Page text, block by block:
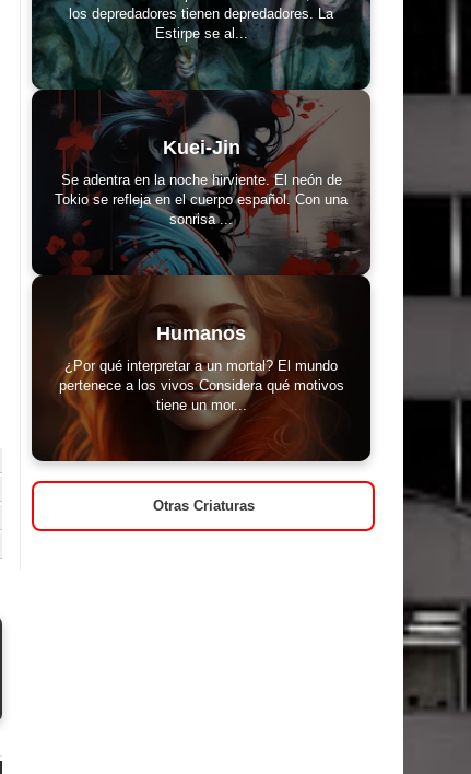
los depredadores tienen depredadores. La
Estirpe se al...
Kuei-Jin
Se adentra en la noche hirviente. El neón de
Tokio se refleja en el cuerpo español. Con una
sonrisa ...
Humanos
¿Por qué interpretar a un mortal? El mundo
pertenece a los vivos Considera qué motivos
tiene un mor...
Otras Criaturas